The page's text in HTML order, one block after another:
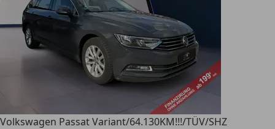
Volkswagen Passat Variant/64.130KM!!!/TÜV/SHZ